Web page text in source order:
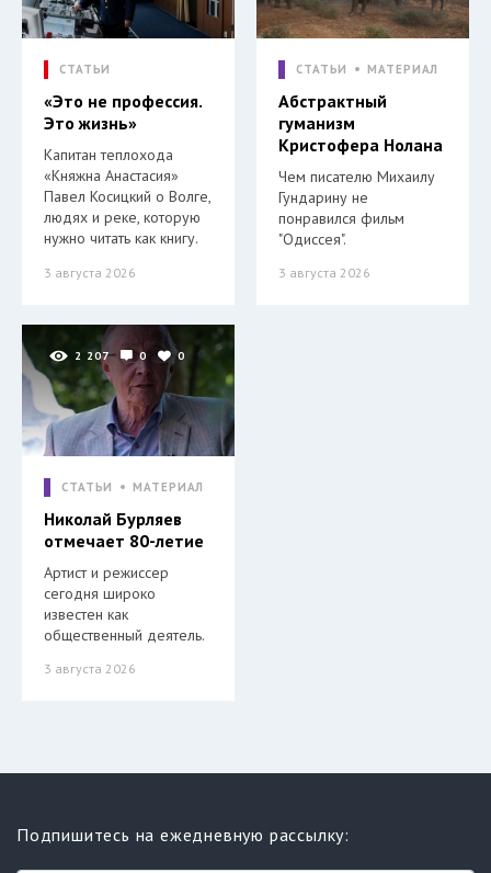
СТАТЬИ
«Это не профессия.
Это жизнь»
Капитан теплохода
«Княжна Анастасия»
Павел Косицкий о Волге,
людях и реке, которую
нужно читать как книгу.
3 августа 2026
СТАТЬИ МАТЕРИАЛ
Абстрактный
гуманизм
Кристофера Нолана
Чем писателю Михаилу
Гундарину не
понравился фильм
"Одиссея".
3 августа 2026
2 207 0 0
СТАТЬИ МАТЕРИАЛ
Николай Бурляев
отмечает 80-летие
Артист и режиссер
сегодня широко
известен как
общественный деятель.
3 августа 2026
Подпишитесь на ежедневную рассылку: